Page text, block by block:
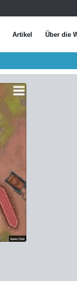
Artikel Über die